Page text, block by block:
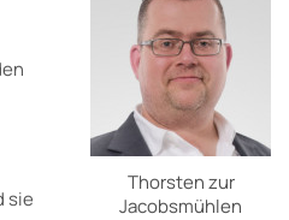
Thorsten zur
Jacobsmühlen
sie